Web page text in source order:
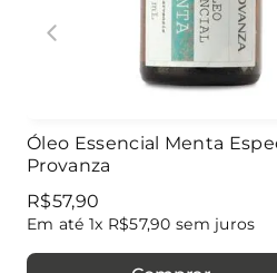
Óleo Essencial Menta
Provanza
R$57,90
Em até 1x R$57,90 sem juros